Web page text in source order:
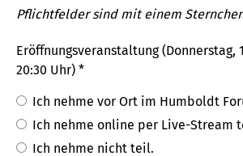
Pflichtfelder sind mit einem
Eröffnungsveranstaltung (Donnerstag,
20:30 Uhr) *
Ich nehme vor Ort im Humboldt
Ich nehme online per Live-Stream
Ich nehme nicht teil.